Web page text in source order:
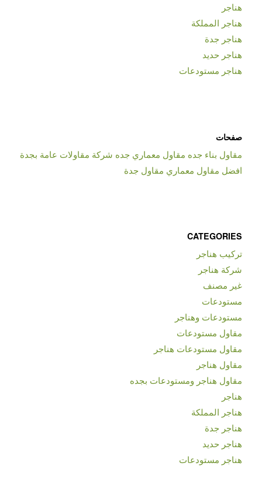
هناجر
هناجر المملكة
هناجر جدة
هناجر حديد
هناجر مستودعات
صفحات
مقاول بناء جده مقاول معماري جده شركة مقاولات عامة بجدة
افضل مقاول معماري مقاول جدة
CATEGORIES
تركيب هناجر
شركة هناجر
غير مصنف
مستودعات
مستودعات وهناجر
مقاول مستودعات
مقاول مستودعات هناجر
مقاول هناجر
مقاول هناجر ومستودعات بجده
هناجر
هناجر المملكة
هناجر جدة
هناجر حديد
هناجر مستودعات